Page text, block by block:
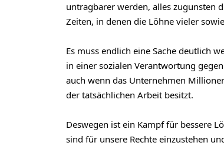
untragbarer werden, alles zugunsten
Zeiten, in denen die Löhne vieler
Es muss endlich eine Sache deutlich
in einer sozialen Verantwortung
auch wenn das Unternehmen
der tatsächlichen Arbeit besitzt.
Deswegen ist ein Kampf für bessere
sind für unsere Rechte einzustehen